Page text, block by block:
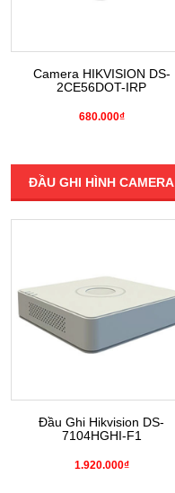
Camera HIKVISION DS-
2CE56DOT-IRP
680.000₫
ĐẦU GHI HÌNH CAMERA
Đầu Ghi Hikvision DS-
7104HGHI-F1
1.920.000₫